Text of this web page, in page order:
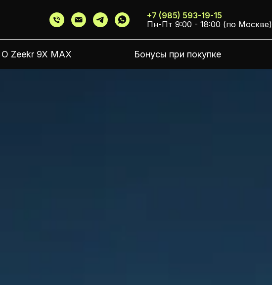
+7 (985) 593-19-15
Пн-Пт 9:00 - 18:00 (по Москве)
О Zeekr 9X MAX Бонусы при покупке